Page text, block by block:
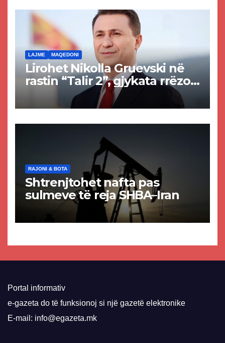
LAJME MAQEDONI
Lirohet Nikolla Gruevski në
rastin “Talir 2”, gjykata rrëzon
akuzat për ndërtimin e
paligjshëm të selisë së
RAJONI & BOTA
Shtrenjtohet nafta pas
sulmeve të reja SHBA–Iran
Portal informativ
e-gazeta do të funksionoj si një gazetë elektronike
E-mail: info@egazeta.mk